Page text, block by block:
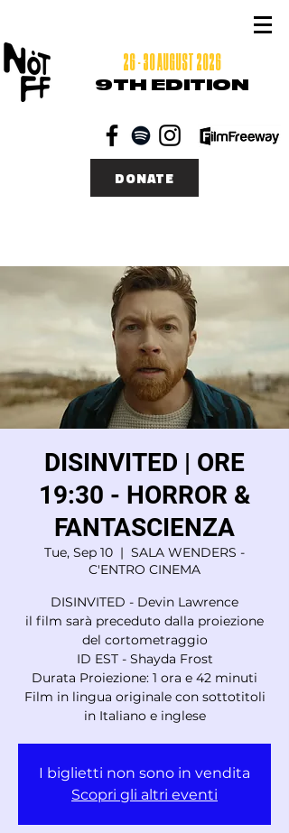
26 - 30 AUGUST 2026
9TH EDITION
DONATE
DISINVITED | ORE
19:30 - HORROR &
FANTASCIENZA
Tue, Sep 10
  |
SALA WENDERS -
C'ENTRO CINEMA
DISINVITED - Devin Lawrence
il film sarà preceduto dalla proiezione
del cortometraggio
ID EST - Shayda Frost
Durata Proiezione: 1 ora e 42 minuti
Film in lingua originale con sottotitoli
in Italiano e inglese
I biglietti non sono in vendita
Scopri gli altri eventi